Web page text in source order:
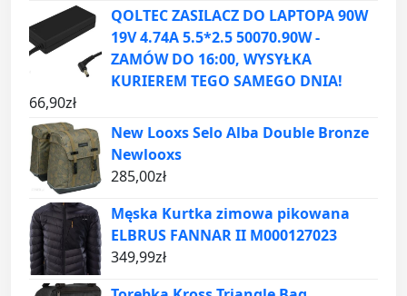
QOLTEC ZASILACZ DO LAPTOPA 90W
19V 4.74A 5.5*2.5 50070.90W -
ZAMÓW DO 16:00, WYSYŁKA
KURIEREM TEGO SAMEGO DNIA!
66,90zł
New Looxs Selo Alba Double Bronze
Newlooxs
285,00zł
Męska Kurtka zimowa pikowana
ELBRUS FANNAR II M000127023
349,99zł